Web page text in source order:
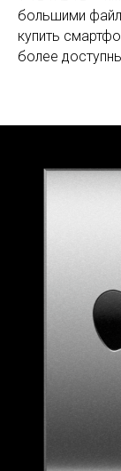
большими
купить
более